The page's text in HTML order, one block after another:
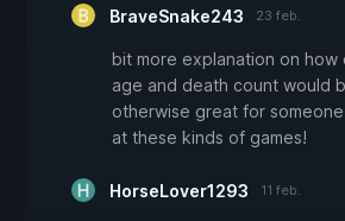
BraveSnake243 23 feb.
bit more explanation on how
age and death count would
otherwise great for
at these kinds of games!
HorseLover1293 11 feb.